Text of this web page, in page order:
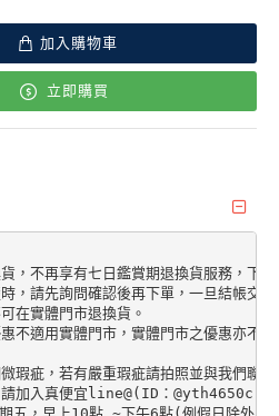
加入購物車
立即購買
，不再享有七日鑑賞期退換貨服務，
，請先詢問確認後再下單，一旦結帳交
在實體門市退換貨。
不適用實體門市，實體門市之優惠亦不適
瑕疵，若有嚴重瑕疵請拍照並與我們聯絡
加入真便宜line@(ID：@yth4650c)。
，早上10點 ~下午6點(例假日除外)。